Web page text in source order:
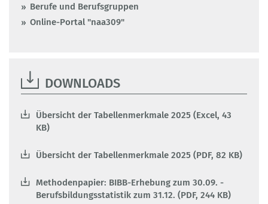
Berufe und Berufsgruppen
Online-Portal "naa309"
DOWNLOADS
Übersicht der Tabellenmerkmale 2025 (Excel, 43
KB)
Übersicht der Tabellenmerkmale 2025 (PDF, 82 KB)
Methodenpapier: BIBB-Erhebung zum 30.09. -
Berufsbildungsstatistik zum 31.12. (PDF, 244 KB)